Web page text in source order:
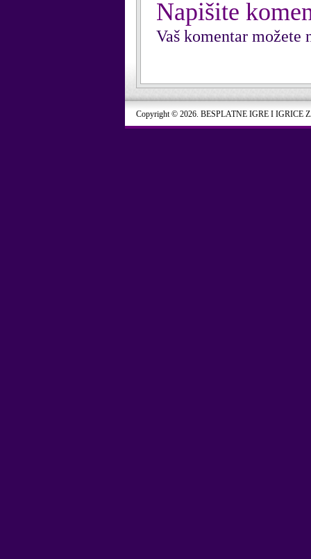
Napišite
Vaš komentar možete
Copyright © 2026. BESPLATNE IGRE I IGRICE